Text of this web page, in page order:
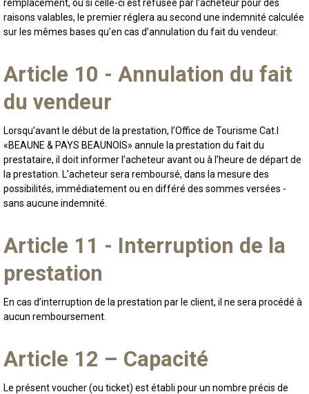
remplacement, ou si celle-ci est refusée par l’acheteur pour des
raisons valables, le premier réglera au second une indemnité calculée
sur les mêmes bases qu’en cas d’annulation du fait du vendeur.
Article 10 - Annulation du fait
du vendeur
Lorsqu’avant le début de la prestation, l’Office de Tourisme Cat.I
«BEAUNE & PAYS BEAUNOIS» annule la prestation du fait du
prestataire, il doit informer l’acheteur avant ou à l’heure de départ de
la prestation. L’acheteur sera remboursé, dans la mesure des
possibilités, immédiatement ou en différé des sommes versées -
sans aucune indemnité.
Article 11 - Interruption de la
prestation
En cas d’interruption de la prestation par le client, il ne sera procédé à
aucun remboursement.
Article 12 – Capacité
Le présent voucher (ou ticket) est établi pour un nombre précis de